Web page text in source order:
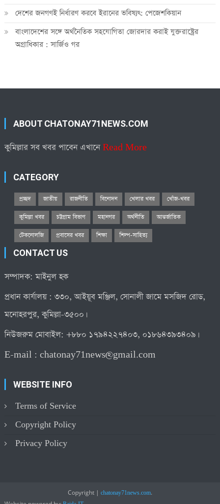
দেশের জনগণই নির্ধারণ করবে ইরানের ভবিষ্যৎ: পেজেশকিয়ান
বাংলাদেশের সঙ্গে অর্থনৈতিক সহযোগিতা জোরদার করাই যুক্তরাষ্ট্রের
অগ্রাধিকার : সার্জিও গর
ABOUT CHATONAY71NEWS.COM
কুমিল্লার সব খবর পাবেন এখানেRead More
CATEGORY
প্রচ্ছদ জাতীয় রাজনীতি বিনোদন খেলার খবর খোঁজ-খবর
কুমিল্লা খবর চট্টগ্রাম বিভাগ মহানগর অর্থনীতি আন্তর্জাতিক
টেকনোলজি প্রবাসের খবর শিক্ষা শিল্প-সাহিত্য
CONTACT US
সম্পাদক: মাইনুল হক
প্রধান কার্যালয় : ৩৩০, আইয়ূব মঞ্জিল, সোনালী জামে মসজিদ রোড,
মনোহরপুর, কুমিল্লা-৩৫০০।
নিউজরুম মোবাইল: +৮৮০ ১৭৯৪২২৭৪০৩, ০১৮৬৪৩৯৩৪০৯।
E-mail :chatonay71news@gmail.com
WEBSITE INFO
Terms of Service
Copyright Policy
Privacy Policy
Copyright | chatonay71news.com.